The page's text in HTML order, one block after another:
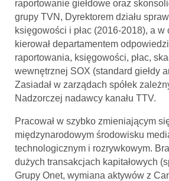
raportowanie giełdowe oraz
grupy TVN, Dyrektorem działu
księgowości i płac (2016-2018), a w
kierował departamentem
raportowania, księgowości, płac,
wewnętrznej SOX (standard giełdy
Zasiadał w zarządach spółek
Nadzorczej nadawcy kanału TTV.
Pracował w szybko zmieniającym
międzynarodowym środowisku
technologicznym i rozrywkowym.
dużych transakcjach kapitałowych
Grupy Onet, wymiana aktywów z